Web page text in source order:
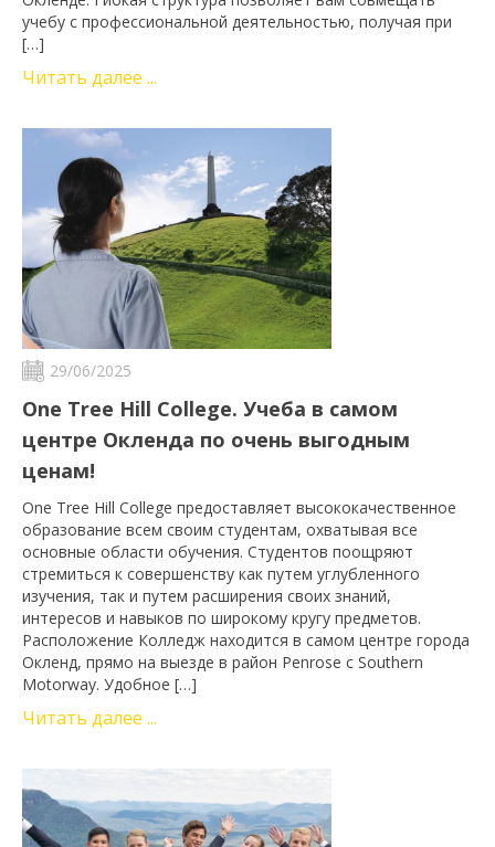
учебу с профессиональной деятельностью, получая при
[…]
Читать далее ...
29/06/2025
One Tree Hill College. Учеба в самом
центре Окленда по очень выгодным
ценам!
One Tree Hill College предоставляет высококачественное
образование всем своим студентам, охватывая все
основные области обучения. Студентов поощряют
стремиться к совершенству как путем углубленного
изучения, так и путем расширения своих знаний,
интересов и навыков по широкому кругу предметов.
Расположение Колледж находится в самом центре города
Окленд, прямо на выезде в район Penrose с Southern
Motorway. Удобное […]
Читать далее ...